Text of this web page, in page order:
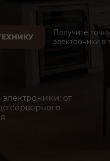
Получите
электроники в
от
серверного